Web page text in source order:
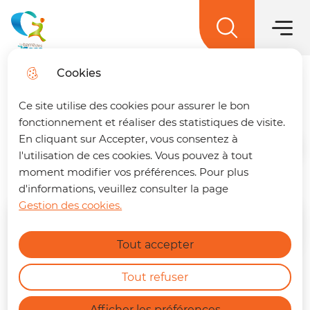
Cookies
Ce site utilise des cookies pour assurer le bon
fonctionnement et réaliser des statistiques de visite.
En cliquant sur Accepter, vous consentez à
l'utilisation de ces cookies. Vous pouvez à tout
moment modifier vos préférences. Pour plus
d'informations, veuillez consulter la page
Gestion des cookies.
Tout accepter
Tout refuser
Aller
au
menu
contenu
principal
Aller au
sitemap
🚌 Vos déplacements simplifiés sur La
terre des 2 caps !Un trajet à préparer ?
Retrouvez dès maintenant notre nouvelle
page dédiée à la mobilité. En quelques clics,
vous pouvez :
Connaître l'horaire du prochain bus à
votre arrêt.
Consulter les tracés et fiches horaires
https://terredes2caps.fr/trouver-son-trajet
En savoir plus
La terre des 2 caps Menu
Accueil
Mai2025
MER
28 29 30 1 2 3
4